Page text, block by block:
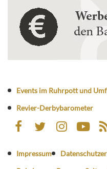
Events im Ruhrpott und
Revier-Derbybarometer
Impressum